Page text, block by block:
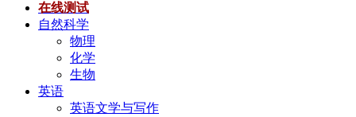
在线测试
自然科学
物理
化学
生物
英语
英语文学与写作